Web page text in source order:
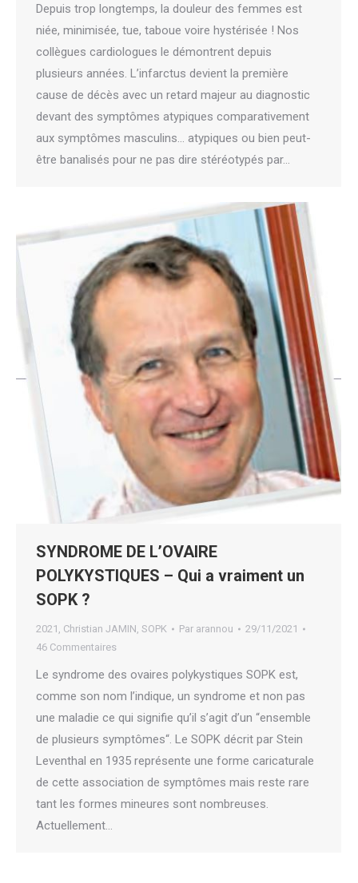
Depuis trop longtemps, la douleur des femmes est
niée, minimisée, tue, taboue voire hystérisée ! Nos
collègues cardiologues le démontrent depuis
plusieurs années. L’infarctus devient la première
cause de décès avec un retard majeur au diagnostic
devant des symptômes atypiques comparativement
aux symptômes masculins… atypiques ou bien peut-
être banalisés pour ne pas dire stéréotypés par…
SYNDROME DE L’OVAIRE
POLYKYSTIQUES – Qui a vraiment un
SOPK ?
2021 , Christian JAMIN, SOPK Par arannou
29/11/2021
46 Commentaires
Le syndrome des ovaires polykystiques SOPK est,
comme son nom l’indique, un syndrome et non pas
une maladie ce qui signifie qu’il s’agit d’un “ensemble
de plusieurs symptômes“. Le SOPK décrit par Stein
Leventhal en 1935 représente une forme caricaturale
de cette association de symptômes mais reste rare
tant les formes mineures sont nombreuses.
Actuellement…